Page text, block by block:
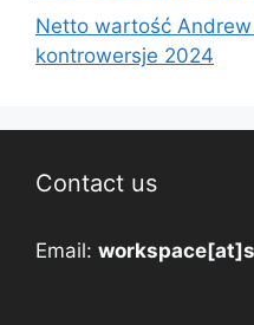
Netto wartość
kontrowersje 2024
Contact us
Email: